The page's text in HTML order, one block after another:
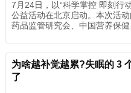
7月24日，以“科学掌控 即刻行
公益活动在北京启动。本次活
药品监管研究会、中国营养保健
为啥越补觉越累?失眠的 3
了